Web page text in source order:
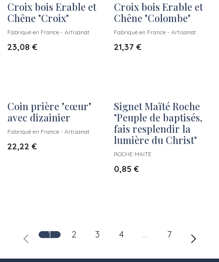
Croix bois Erable et
Chêne "Croix"
Fabriqué en France - Artisanat
23,08 €
Croix bois Erable et
Chêne "Colombe"
Fabriqué en France - Artisanat
21,37 €
Coin prière "cœur"
avec dizainier
Fabriqué en France - Artisanat
22,22 €
Signet Maïté Roche
"Peuple de baptisés,
fais resplendir la
lumière du Christ"
ROCHE MAITE
0,85 €
1 2 3 4 … 7